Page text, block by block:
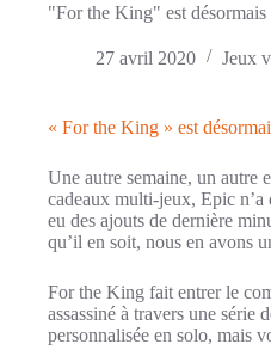
"For the King" est
27 avril 2020 Jeux
« For the King » est
Une autre semaine, un autre
cadeaux multi-jeux, Epic n’a
eu des ajouts de dernière
qu’il en soit, nous en avons
For the King fait entrer le
assassiné à travers une série
personnalisée en solo, mais